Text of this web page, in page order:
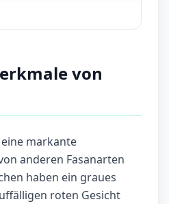
von
markante
anderen Fasanarten
haben ein graues
roten Gesicht